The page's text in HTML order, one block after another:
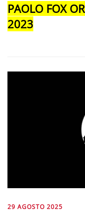
PAOLO FOX
2023
29 AGOSTO 2025